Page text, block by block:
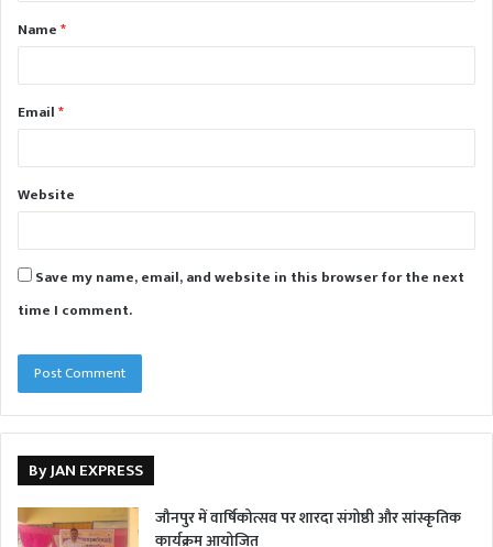
*Name*
Email*
Website
Save my name, email, and website in this browser for the next
time I comment.
By JAN EXPRESS
जौनपुर में वार्षिकोत्सव पर शारदा संगोष्ठी और सांस्कृतिक
कार्यक्रम आयोजित